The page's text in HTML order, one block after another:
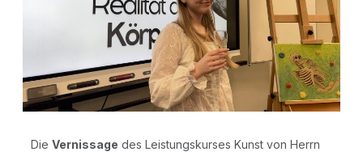
Die Ver­nis­sa­ge des Leis­tungs­kur­ses Kunst von Herrn